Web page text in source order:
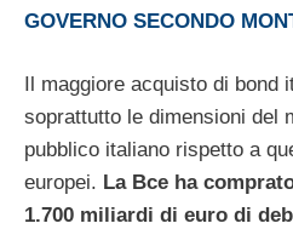
GOVERNO SECONDO
Il maggiore acquisto di bond
soprattutto le dimensioni del
pubblico italiano rispetto a
europei. La Bce ha
1.700 miliardi di euro di